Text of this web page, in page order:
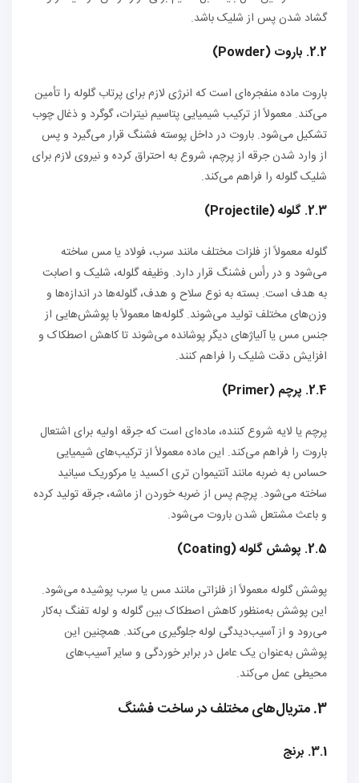
گشاد شدن پس از شلیک باشد.
2.2. باروت (Powder)
باروت ماده منفجره‌ای است که انرژی لازم برای پرتاب گلوله را تأمین
می‌کند. معمولاً از ترکیب شیمیایی پتاسیم نیترات، گوگرد و ذغال چوب
تشکیل می‌شود. باروت در داخل پوسته فشنگ قرار می‌گیرد و پس
از وارد شدن جرقه از پرچم، شروع به احتراق کرده و نیروی لازم برای
شلیک گلوله را فراهم می‌کند.
2.3. گلوله (Projectile)
گلوله معمولاً از فلزات مختلف مانند سرب، فولاد یا مس ساخته
می‌شود و در رأس فشنگ قرار دارد. وظیفه گلوله، شلیک و اصابت
به هدف است. بسته به نوع سلاح و هدف، گلوله‌ها در اندازه‌ها و
وزن‌های مختلف تولید می‌شوند. گلوله‌ها معمولاً با پوشش‌هایی از
جنس مس یا آلیاژهای دیگر پوشانده می‌شوند تا کاهش اصطکاک و
افزایش دقت شلیک را فراهم کنند.
2.4. پرچم (Primer)
پرچم یا لایه شروع کننده، ماده‌ای است که جرقه اولیه برای اشتعال
باروت را فراهم می‌کند. این ماده معمولاً از ترکیب‌های شیمیایی
حساس به ضربه مانند آنتیموان تری اکسید یا مرکوریک سیانید
ساخته می‌شود. پرچم پس از ضربه خوردن از ماشه، جرقه تولید کرده
و باعث مشتعل شدن باروت می‌شود.
2.5. پوشش گلوله (Coating)
پوشش گلوله معمولاً از فلزاتی مانند مس یا سرب پوشیده می‌شود.
این پوشش به‌منظور کاهش اصطکاک بین گلوله و لوله تفنگ به‌کار
می‌رود و از آسیب‌دیدگی لوله جلوگیری می‌کند. همچنین این
پوشش به‌عنوان یک عامل در برابر خوردگی و سایر آسیب‌های
محیطی عمل می‌کند.
3. متریال‌های مختلف در ساخت فشنگ
3.1. برنج